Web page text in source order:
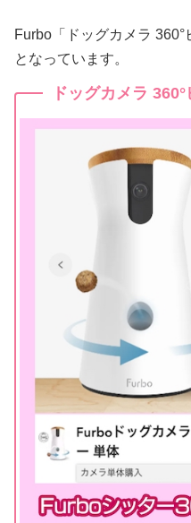
Furbo「ドッグカメラ
となっています。
ドッグカメラ